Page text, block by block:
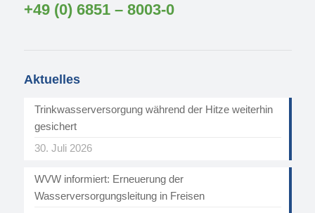
+49 (0) 6851 – 8003-0
Aktuelles
Trinkwasserversorgung während der Hitze weiterhin
gesichert
30. Juli 2026
WVW informiert: Erneuerung der
Wasserversorgungsleitung in Freisen